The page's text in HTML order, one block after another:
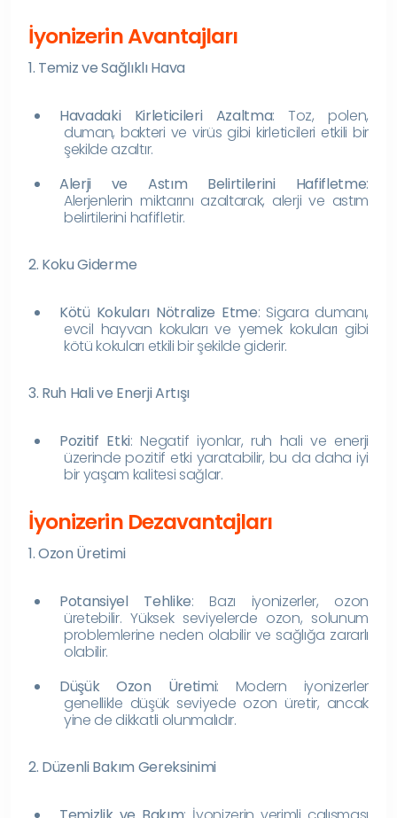
İyonizerin Avantajları
1. Temiz ve Sağlıklı Hava
Havadaki Kirleticileri Azaltma: Toz, polen,
duman, bakteri ve virüs gibi kirleticileri etkili bir
şekilde azaltır.
Alerji ve Astım Belirtilerini Hafifletme:
Alerjenlerin miktarını azaltarak, alerji ve astım
belirtilerini hafifletir.
2. Koku Giderme
Kötü Kokuları Nötralize Etme: Sigara dumanı,
evcil hayvan kokuları ve yemek kokuları gibi
kötü kokuları etkili bir şekilde giderir.
3. Ruh Hali ve Enerji Artışı
Pozitif Etki: Negatif iyonlar, ruh hali ve enerji
üzerinde pozitif etki yaratabilir, bu da daha iyi
bir yaşam kalitesi sağlar.
İyonizerin Dezavantajları
1. Ozon Üretimi
Potansiyel Tehlike: Bazı iyonizerler, ozon
üretebilir. Yüksek seviyelerde ozon, solunum
problemlerine neden olabilir ve sağlığa zararlı
olabilir.
Düşük Ozon Üretimi: Modern iyonizerler
genellikle düşük seviyede ozon üretir, ancak
yine de dikkatli olunmalıdır.
2. Düzenli Bakım Gereksinimi